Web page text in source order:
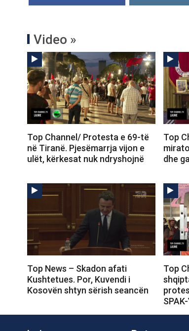
Video »
Top Channel/ Protesta e 69-të
në Tiranë. Pjesëmarrja vijon e
ulët, kërkesat nuk ndryshojnë
Top
dhe
Top News – Skadon afati
Kushtetues. Por, Kuvendi i
Kosovën shtyn sërish seancën
Top